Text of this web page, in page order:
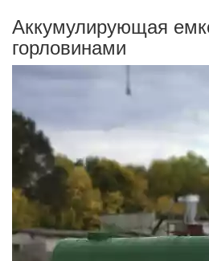
Аккумулирующая
горловинами